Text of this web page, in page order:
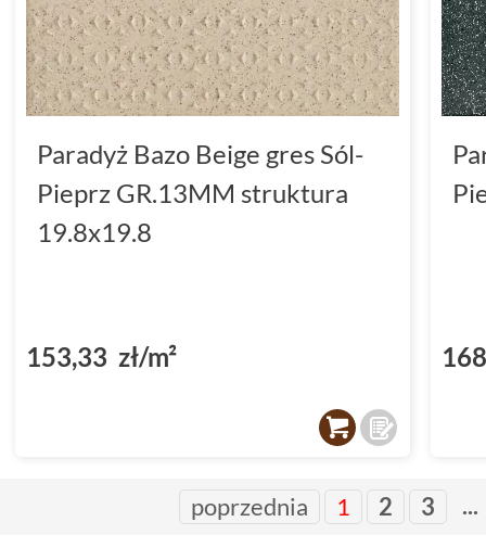
Paradyż Bazo Beige gres Sól-
Pieprz GR.13MM struktura
19.8x19.8
153,33 zł/m²
poprzednia 1 2 3 ...